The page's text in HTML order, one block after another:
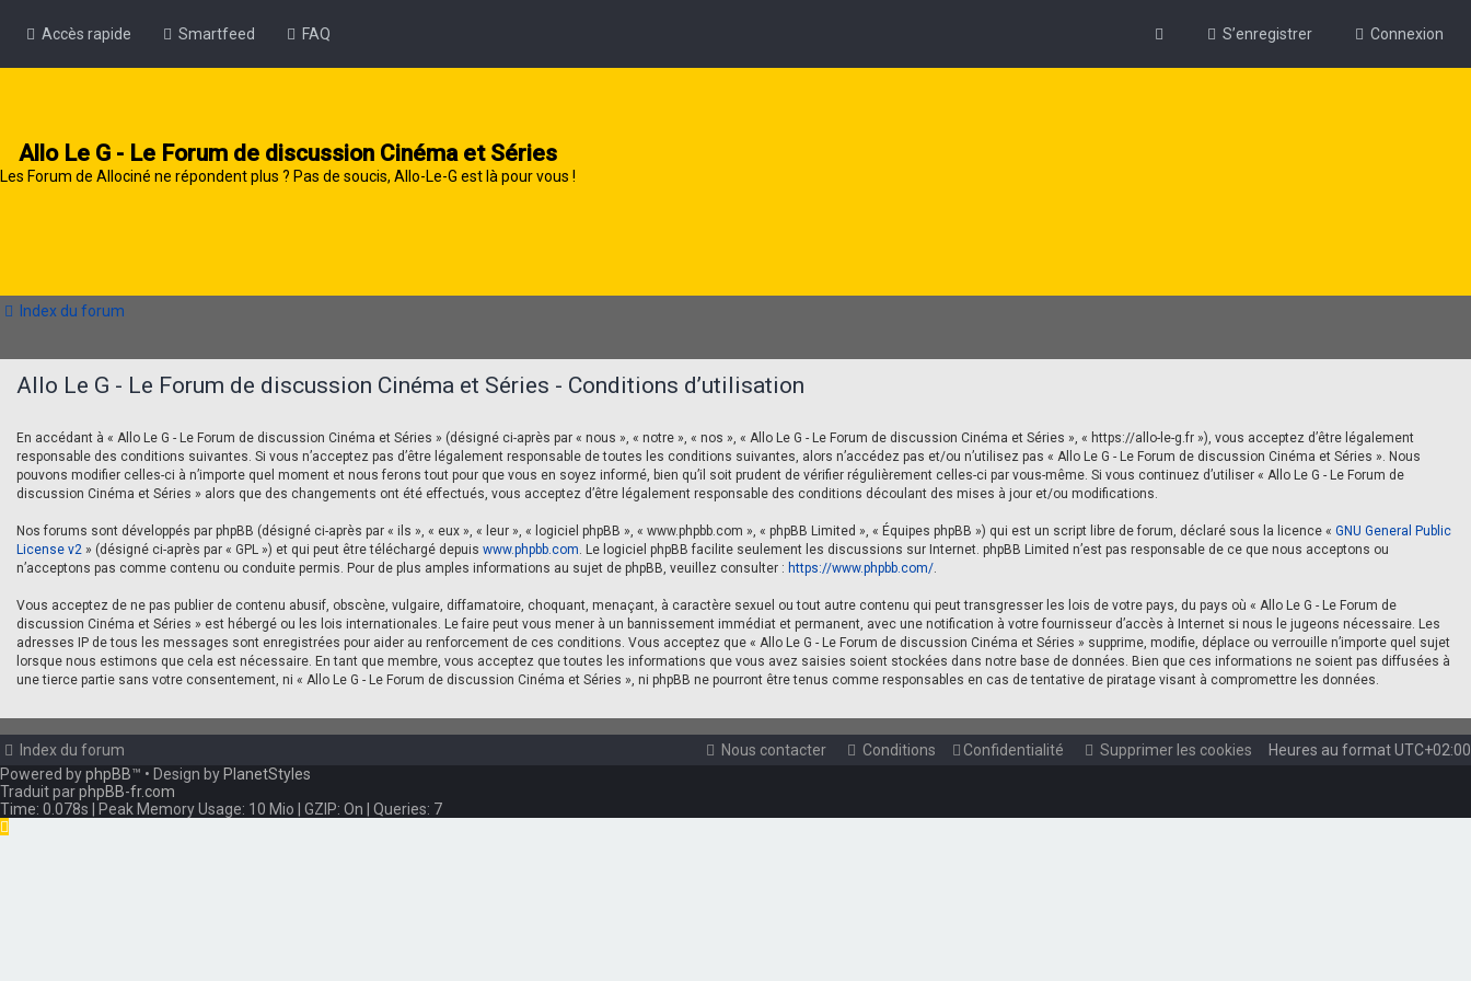
Accès rapide Smartfeed FAQ Connexion
S’enregistrer
Allo Le G - Le Forum de discussion Cinéma et Séries
Les Forum de Allociné ne répondent plus ? Pas de soucis, Allo-Le-G est là pour vous !
Index du forum
Allo Le G - Le Forum de discussion Cinéma et Séries - Conditions d’utilisation
En accédant à « Allo Le G - Le Forum de discussion Cinéma et Séries » (désigné ci-après par « nous », « notre », « nos », « Allo Le G - Le Forum de discussion Cinéma et Séries », « https://allo-le-g.fr »), vous acceptez d’être légalement
responsable des conditions suivantes. Si vous n’acceptez pas d’être légalement responsable de toutes les conditions suivantes, alors n’accédez pas et/ou n’utilisez pas « Allo Le G - Le Forum de discussion Cinéma et Séries ». Nous
pouvons modifier celles-ci à n’importe quel moment et nous ferons tout pour que vous en soyez informé, bien qu’il soit prudent de vérifier régulièrement celles-ci par vous-même. Si vous continuez d’utiliser « Allo Le G - Le Forum de
discussion Cinéma et Séries » alors que des changements ont été effectués, vous acceptez d’être légalement responsable des conditions découlant des mises à jour et/ou modifications.
Nos forums sont développés par phpBB (désigné ci-après par « ils », « eux », « leur », « logiciel phpBB », « www.phpbb.com », « phpBB Limited », « Équipes phpBB ») qui est un script libre de forum, déclaré sous la licence « GNU General Public
License v2 » (désigné ci-après par « GPL ») et qui peut être téléchargé depuis www.phpbb.com. Le logiciel phpBB facilite seulement les discussions sur Internet. phpBB Limited n’est pas responsable de ce que nous acceptons ou
n’acceptons pas comme contenu ou conduite permis. Pour de plus amples informations au sujet de phpBB, veuillez consulter : https://www.phpbb.com/.
Vous acceptez de ne pas publier de contenu abusif, obscène, vulgaire, diffamatoire, choquant, menaçant, à caractère sexuel ou tout autre contenu qui peut transgresser les lois de votre pays, du pays où « Allo Le G - Le Forum de
discussion Cinéma et Séries » est hébergé ou les lois internationales. Le faire peut vous mener à un bannissement immédiat et permanent, avec une notification à votre fournisseur d’accès à Internet si nous le jugeons nécessaire. Les
adresses IP de tous les messages sont enregistrées pour aider au renforcement de ces conditions. Vous acceptez que « Allo Le G - Le Forum de discussion Cinéma et Séries » supprime, modifie, déplace ou verrouille n’importe quel sujet
lorsque nous estimons que cela est nécessaire. En tant que membre, vous acceptez que toutes les informations que vous avez saisies soient stockées dans notre base de données. Bien que ces informations ne soient pas diffusées à
une tierce partie sans votre consentement, ni « Allo Le G - Le Forum de discussion Cinéma et Séries », ni phpBB ne pourront être tenus comme responsables en cas de tentative de piratage visant à compromettre les données.
Index du forum Heures au formatUTC+02:00
Supprimer les cookies
Confidentialité
Conditions
Nous contacter
Powered byphpBB™ • Design by PlanetStyles
Traduit parphpBB-fr.com
Time: 0.078s | Peak Memory Usage: 10 Mio | GZIP: On | Queries: 7